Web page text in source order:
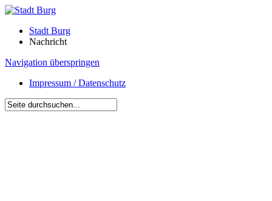
Stadt Burg
Nachricht
Navigation überspringen
Impressum / Datenschutz